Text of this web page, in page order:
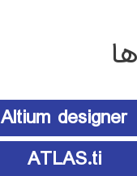
Altium designer
ATLAS.ti